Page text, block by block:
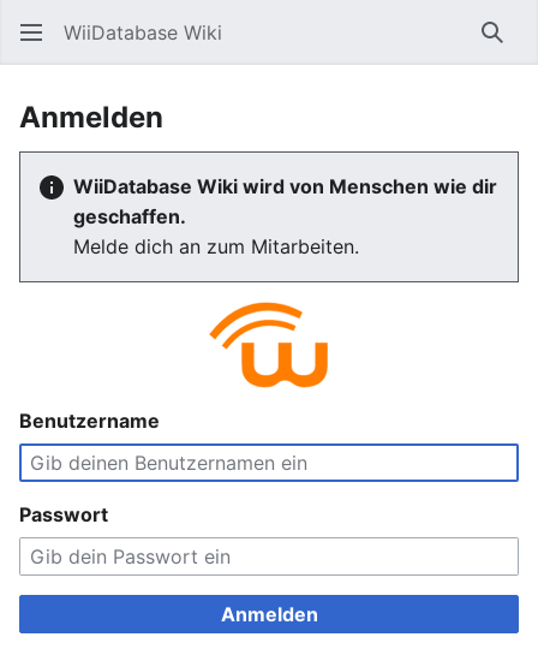
WiiDatabase Wiki
Anmelden
WiiDatabase Wiki wird von Menschen wie dir
geschaffen.
Melde dich an zum Mitarbeiten.
Benutzername
Passwort
Anmelden